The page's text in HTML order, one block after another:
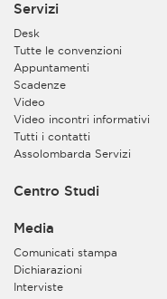
Servizi
Desk
Tutte le convenzioni
Appuntamenti
Scadenze
Video
Video incontri informativi
Tutti i contatti
Assolombarda Servizi
Centro Studi
Media
Comunicati stampa
Dichiarazioni
Interviste